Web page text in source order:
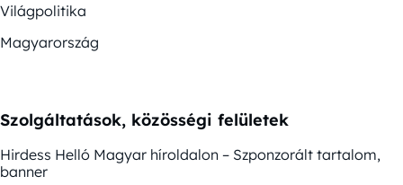
Világpolitika
Magyarország
Szolgáltatások, közösségi felületek
Hirdess Helló Magyar híroldalon – Szponzorált tartalom,
banner